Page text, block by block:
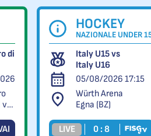
di
HOCKEY
NAZIONALE UNDER
Italy U15 vs
Italy U16
05/08/2026 17:15
Würth Arena
Egna (BZ)
LIVE 0 : 8